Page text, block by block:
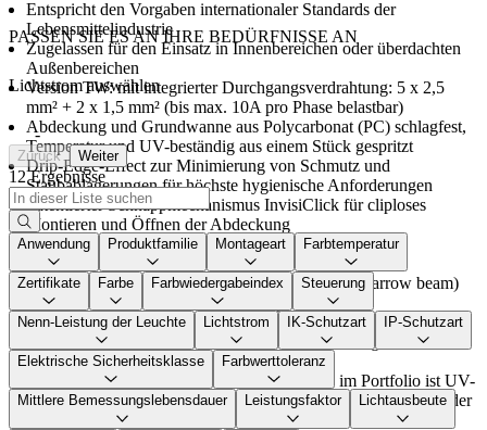
Entspricht den Vorgaben internationaler Standards der
Lebensmittelindustrie
Zugelassen für den Einsatz in Innenbereichen oder überdachten
Außenbereichen
Version TW: mit integrierter Durchgangsverdrahtung: 5 x 2,5
mm² + 2 x 1,5 mm² (bis max. 10A pro Phase belastbar)
Abdeckung und Grundwanne aus Polycarbonat (PC) schlagfest,
Temperatur und UV-beständig aus einem Stück gespritzt
Drip-Edge-Effect zur Minimierung von Schmutz und
Staubablagerungen für höchste hygienische Anforderungen
Patentierter Schnappmechanismus InvisiClick für cliploses
Montieren und Öffnen der Abdeckung
LED-Feuchtraumwannenleuchte in Schutzart IP66
Designed für BESA Box
Symmetrisch abstrahlende Leuchte tiefstrahlend (narrow beam)
TRIDONIC smart Switch Bewegungssensor mit
Mikrowellentechnology
Version mit Funkfrequenz für drahtlose Verbindung und
Gruppierung der Leuchten
Die mechanisch widerstandsfähigste Leuchte im Portfolio ist UV-
stabilisiert, schlagzäh und chemisch gegen Alkohol, Ethanol oder
Wasserstoffperoxid resistent
PASSEN SIE ES AN IHRE BEDÜRFNISSE AN
Lichtstrom auswählen
-
Zurück Weiter
12 Ergebnisse
Anwendung Produktfamilie Montageart Farbtemperatur
Zertifikate Farbe Farbwiedergabeindex Steuerung
Nenn-Leistung der Leuchte Lichtstrom IK-Schutzart IP-Schutzart
Elektrische Sicherheitsklasse Farbwerttoleranz
Mittlere Bemessungslebensdauer Leistungsfaktor Lichtausbeute